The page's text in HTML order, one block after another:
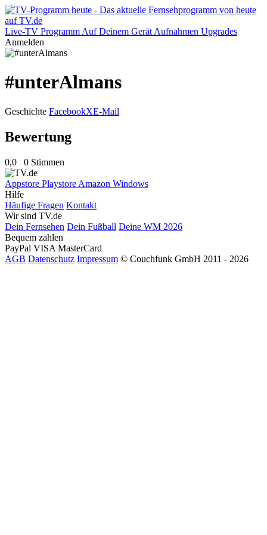
Live-TV Programm Auf Deinem Gerät Aufnahmen Upgrades
Anmelden
#unterAlmans
Geschichte FacebookXE-Mail
Bewertung
0,0 0 Stimmen
Appstore Playstore Amazon Windows
Hilfe
Häufige Fragen Kontakt
Wir sind TV.de
Dein Fernsehen Dein Fußball Deine WM 2026
Bequem zahlen
PayPal VISA MasterCard
AGB Datenschutz Impressum © Couchfunk GmbH 2011 - 2026